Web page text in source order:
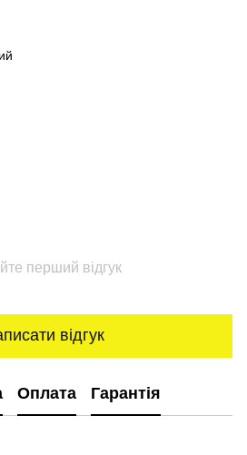
перший відгук
відгук
Оплата Гарантія